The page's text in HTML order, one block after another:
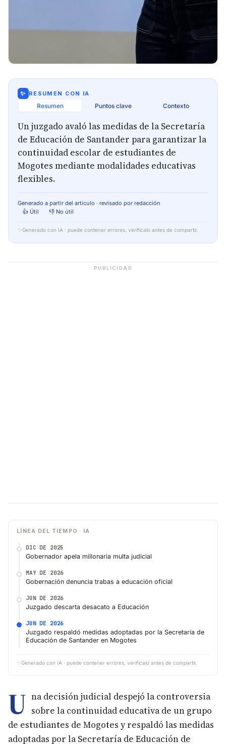
✨ RESUMEN CON IA
Resumen Puntos clave Contexto
Un juzgado avaló las medidas de la Secretaría
de Educación de Santander para garantizar la
continuidad escolar de estudiantes de
Mogotes mediante modalidades educativas
flexibles.
Generado a partir del artículo · revisado por redacción
👍 Útil
👎 No útil
✨ Generado con IA · puede contener errores, verifícalo antes de compartir.
PUBLICIDAD
LÍNEA DEL TIEMPO · IA
DIC DE 2025
Gobernador apela millonaria multa judicial
MAY DE 2026
Gobernación denuncia trabas a educación oficial
JUN DE 2026
Juzgado descarta desacato a Educación
JUN DE 2026
Juzgado respaldó medidas adoptadas por la Secretaría de
Educación de Santander en Mogotes
✨ Generado con IA · puede contener errores, verifícalo antes de compartir.
U na decisión judicial despejó la controversia
sobre la continuidad educativa de un grupo
de estudiantes de Mogotes y respaldó las medidas
adoptadas por la Secretaría de Educación de